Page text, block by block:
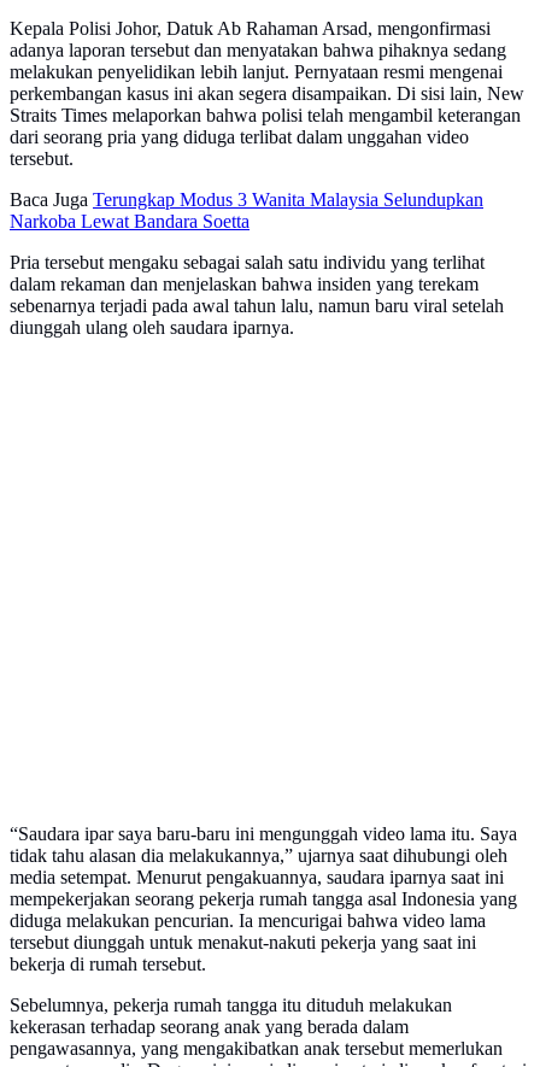
Kepala Polisi Johor, Datuk Ab Rahaman Arsad, mengonfirmasi
adanya laporan tersebut dan menyatakan bahwa pihaknya sedang
melakukan penyelidikan lebih lanjut. Pernyataan resmi mengenai
perkembangan kasus ini akan segera disampaikan. Di sisi lain, New
Straits Times melaporkan bahwa polisi telah mengambil keterangan
dari seorang pria yang diduga terlibat dalam unggahan video
tersebut.
Baca Juga Terungkap Modus 3 Wanita Malaysia Selundupkan
Narkoba Lewat Bandara Soetta
Pria tersebut mengaku sebagai salah satu individu yang terlihat
dalam rekaman dan menjelaskan bahwa insiden yang terekam
sebenarnya terjadi pada awal tahun lalu, namun baru viral setelah
diunggah ulang oleh saudara iparnya.
“Saudara ipar saya baru-baru ini mengunggah video lama itu. Saya
tidak tahu alasan dia melakukannya,” ujarnya saat dihubungi oleh
media setempat. Menurut pengakuannya, saudara iparnya saat ini
mempekerjakan seorang pekerja rumah tangga asal Indonesia yang
diduga melakukan pencurian. Ia mencurigai bahwa video lama
tersebut diunggah untuk menakut-nakuti pekerja yang saat ini
bekerja di rumah tersebut.
Sebelumnya, pekerja rumah tangga itu dituduh melakukan
kekerasan terhadap seorang anak yang berada dalam
pengawasannya, yang mengakibatkan anak tersebut memerlukan